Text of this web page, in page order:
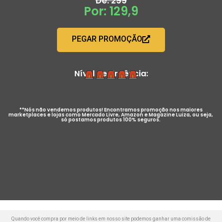
Por: 129,9
PEGAR PROMOÇÃO
Nível de Urgência:
**Nós não vendemos produtos! Encontramos promoção nos maiores
marketplaces e lojas como Mercado Livre, Amazon e Magazine Luiza, ou seja,
só postamos produtos 100% seguros.
Quando você compra por meio de links em nosso site podemos ganhar uma comissão de